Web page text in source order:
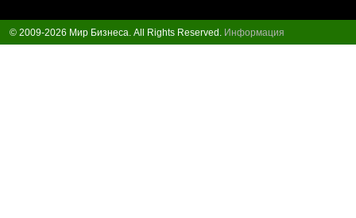
© 2009-2026 Мир Бизнеса. All Rights Reserved. Информация